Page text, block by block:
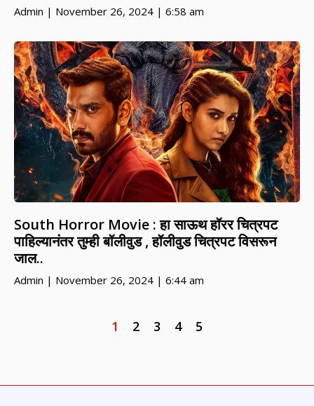
Admin November 26, 2024 6:58 am
South Horror Movie : हा साऊथ हॉरर चित्रपट
पाहिल्यानंतर तुम्ही बॉलीवुड , हॉलीवुड चित्रपट विसरून
जाल..
Admin November 26, 2024 6:44 am
1 2 3 4 5